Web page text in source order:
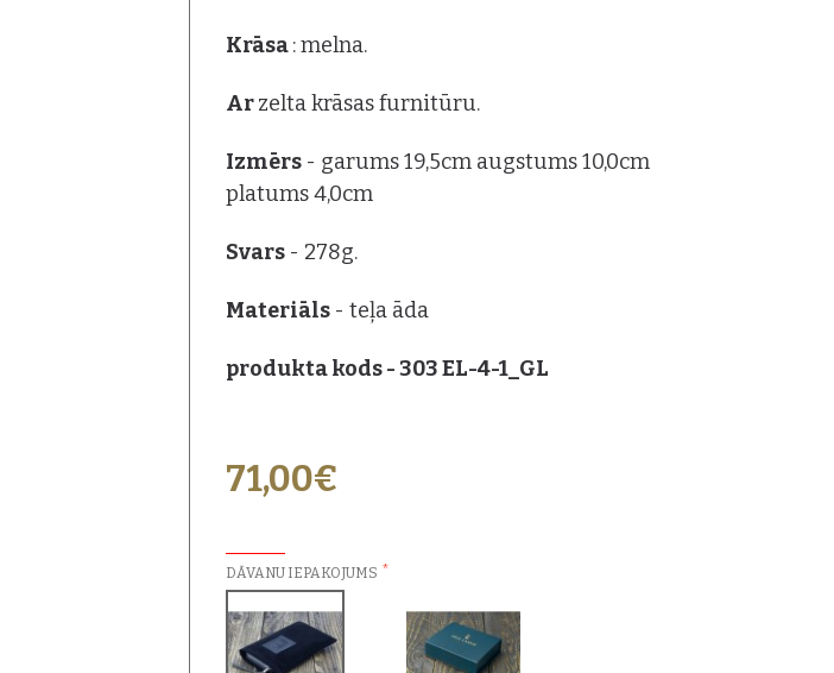
Krāsa: melna.
Arzelta krāsas furnitūru.
Izmērs - garums 19,5cm augstums 10,0cm
platums 4,0cm
Svars - 278g.
Materiāls - teļa āda
produkta kods - 303 EL-4-1_GL
71,00€
DĀVANU IEPAKOJUMS